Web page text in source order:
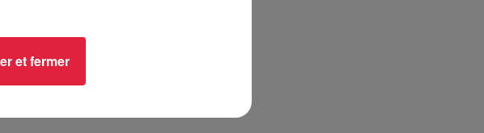
et fermer